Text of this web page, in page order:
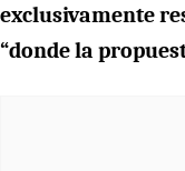
exclusivamente
“donde la